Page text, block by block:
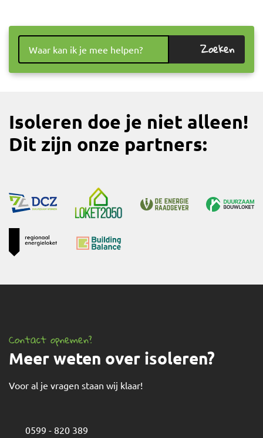
Zoeken
Isoleren doe je niet alleen!
Dit zijn onze partners:
Contact opnemen?
Meer weten over isoleren?
Voor al je vragen staan wij klaar!
0599 - 820 389